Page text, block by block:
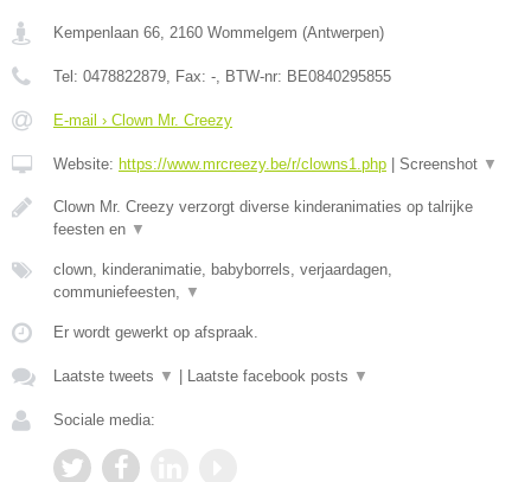
Kempenlaan 66, 2160 Wommelgem (Antwerpen)
Tel: 0478822879, Fax: -, BTW-nr: BE0840295855
E-mail › Clown Mr. Creezy
Website: https://www.mrcreezy.be/r/clowns1.php Screenshot ▼
Clown Mr. Creezy verzorgt diverse kinderanimaties op talrijke
feesten en ▼
clown, kinderanimatie, babyborrels, verjaardagen,
communiefeesten, ▼
Er wordt gewerkt op afspraak.
Laatste tweets ▼ Laatste facebook posts ▼
Sociale media: